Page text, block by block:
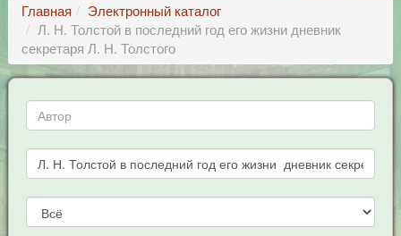
Главная
Электронный каталог
Л. Н. Толстой в последний год его жизни дневник
секретаря Л. Н. Толстого